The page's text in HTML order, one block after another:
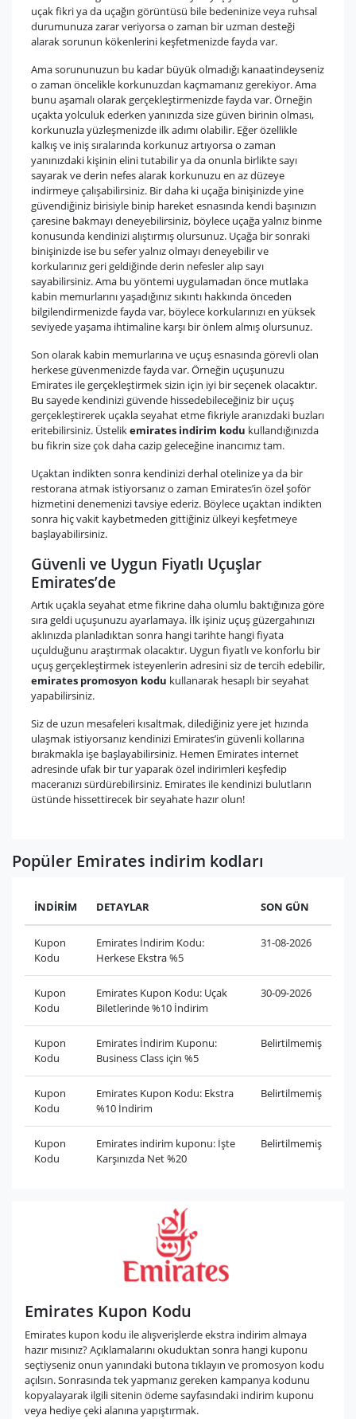
uçak fikri ya da uçağın görüntüsü bile bedeninize veya ruhsal
durumunuza zarar veriyorsa o zaman bir uzman desteği
alarak sorunun kökenlerini keşfetmenizde fayda var.
Ama sorununuzun bu kadar büyük olmadığı kanaatindeyseniz
o zaman öncelikle korkunuzdan kaçmamanız gerekiyor. Ama
bunu aşamalı olarak gerçekleştirmenizde fayda var. Örneğin
uçakta yolculuk ederken yanınızda size güven birinin olması,
korkunuzla yüzleşmenizde ilk adımı olabilir. Eğer özellikle
kalkış ve iniş sıralarında korkunuz artıyorsa o zaman
yanınızdaki kişinin elini tutabilir ya da onunla birlikte sayı
sayarak ve derin nefes alarak korkunuzu en az düzeye
indirmeye çalışabilirsiniz. Bir daha ki uçağa binişinizde yine
güvendiğiniz birisiyle binip hareket esnasında kendi başınızın
çaresine bakmayı deneyebilirsiniz, böylece uçağa yalnız binme
konusunda kendinizi alıştırmış olursunuz. Uçağa bir sonraki
binişinizde ise bu sefer yalnız olmayı deneyebilir ve
korkularınız geri geldiğinde derin nefesler alıp sayı
sayabilirsiniz. Ama bu yöntemi uygulamadan önce mutlaka
kabin memurlarını yaşadığınız sıkıntı hakkında önceden
bilgilendirmenizde fayda var, böylece korkularınızı en yüksek
seviyede yaşama ihtimaline karşı bir önlem almış olursunuz.
Son olarak kabin memurlarına ve uçuş esnasında görevli olan
herkese güvenmenizde fayda var. Örneğin uçuşunuzu
Emirates ile gerçekleştirmek sizin için iyi bir seçenek olacaktır.
Bu sayede kendinizi güvende hissedebileceğiniz bir uçuş
gerçekleştirerek uçakla seyahat etme fikriyle aranızdaki buzları
eritebilirsiniz. Üstelikemirates indirim kodu kullandığınızda
bu fikrin size çok daha cazip geleceğine inancımız tam.
Uçaktan indikten sonra kendinizi derhal otelinize ya da bir
restorana atmak istiyorsanız o zaman Emirates’in özel şoför
hizmetini denemenizi tavsiye ederiz. Böylece uçaktan indikten
sonra hiç vakit kaybetmeden gittiğiniz ülkeyi keşfetmeye
başlayabilirsiniz.
Güvenli ve Uygun Fiyatlı Uçuşlar
Emirates’de
Artık uçakla seyahat etme fikrine daha olumlu baktığınıza göre
sıra geldi uçuşunuzu ayarlamaya. İlk işiniz uçuş güzergahınızı
aklınızda planladıktan sonra hangi tarihte hangi fiyata
uçulduğunu araştırmak olacaktır. Uygun fiyatlı ve konforlu bir
uçuş gerçekleştirmek isteyenlerin adresini siz de tercih edebilir,
emirates promosyon kodu kullanarak hesaplı bir seyahat
yapabilirsiniz.
Siz de uzun mesafeleri kısaltmak, dilediğiniz yere jet hızında
ulaşmak istiyorsanız kendinizi Emirates’in güvenli kollarına
bırakmakla işe başlayabilirsiniz. Hemen Emirates internet
adresinde ufak bir tur yaparak özel indirimleri keşfedip
maceranızı sürdürebilirsiniz. Emirates ile kendinizi bulutların
üstünde hissettirecek bir seyahate hazır olun!
Popüler Emirates indirim kodları
İNDİRİM DETAYLAR SON GÜN
Kupon
Kodu
Emirates İndirim Kodu:
Herkese Ekstra %5
31-08-2026
Kupon
Kodu
Emirates Kupon Kodu: Uçak
Biletlerinde %10 İndirim
30-09-2026
Kupon
Kodu
Emirates İndirim Kuponu:
Business Class için %5
Belirtilmemiş
Kupon
Kodu
Emirates Kupon Kodu: Ekstra
%10 İndirim
Belirtilmemiş
Kupon
Kodu
Emirates indirim kuponu: İşte
Karşınızda Net %20
Belirtilmemiş
Emirates Kupon Kodu
Emirates kupon kodu ile alışverişlerde ekstra indirim almaya
hazır mısınız? Açıklamalarını okuduktan sonra hangi kuponu
seçtiyseniz onun yanındaki butona tıklayın ve promosyon kodu
açılsın. Sonrasında tek yapmanız gereken kampanya kodunu
kopyalayarak ilgili sitenin ödeme sayfasındaki indirim kuponu
veya hediye çeki alanına yapıştırmak.